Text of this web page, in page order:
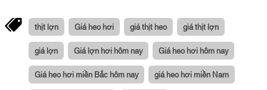
thịt lợn Giá heo hơi giá thịt heo giá thịt lợn
giá lợn Giá lợn hơi hôm nay Giá heo hơi hôm nay
Giá heo hơi miền Bắc hôm nay giá heo hơi miền Nam